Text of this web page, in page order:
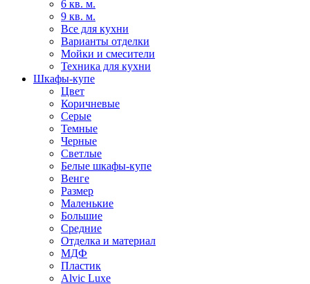
6 кв. м.
9 кв. м.
Все для кухни
Варианты отделки
Мойки и смесители
Техника для кухни
Шкафы-купе
Цвет
Коричневые
Серые
Темные
Черные
Светлые
Белые шкафы-купе
Венге
Размер
Маленькие
Большие
Средние
Отделка и материал
МДФ
Пластик
Alvic Luxe